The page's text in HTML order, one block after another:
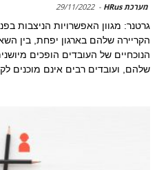
מערכת HRus -
29/11/2022
גרטנר: מגוון האפשרויות הניצבות
הקריירה שלהם בארגון יפחת, בין
הנוכחיים של העובדים הופכים
שלהם, ועובדים רבים אינם מוכנים